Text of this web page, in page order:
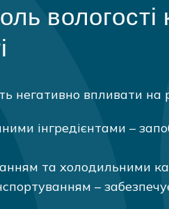
негативно впливати на
інгредієнтами –
та холодильними
–